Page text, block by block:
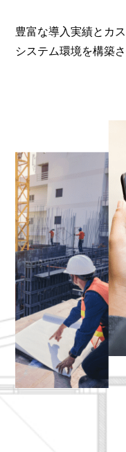
豊富な導入実績とカ
システム環境を構築